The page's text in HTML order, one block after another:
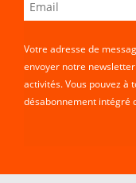
Votre adresse de
envoyer notre
activités. Vous pouvez à
désabonnement intégré